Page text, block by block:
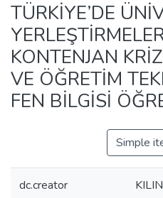
TÜRKİYE’DE
KONTENJAN
VE ÖĞRETİM
FEN BİLGİSİ
Simple
dc.creator